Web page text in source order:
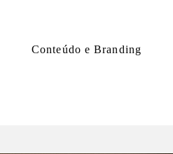
Conteúdo e Branding